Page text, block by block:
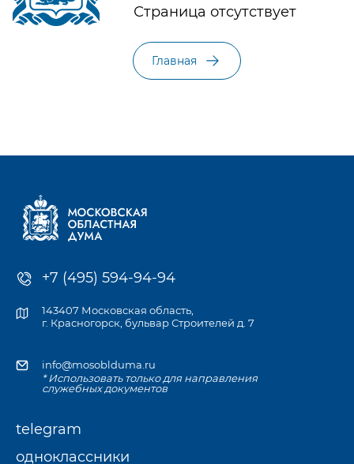
Страница отсутствует
Главная
+7 (495) 594-94-94
143407 Московская область,
г. Красногорск, бульвар Строителей д. 7
info@mosoblduma.ru
* Использовать только для направления
служебных документов
telegram
одноклассники
Единый контакт-центр
Московской областной Думы
8 (495) 594-94-94
приёмной Думы.